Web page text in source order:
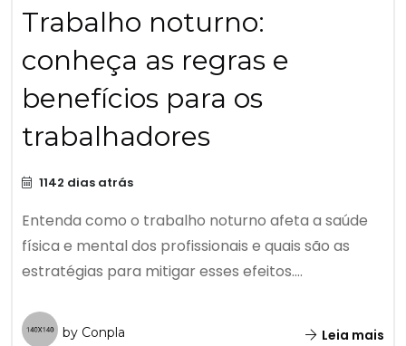
Trabalho noturno:
conheça as regras e
benefícios para os
trabalhadores
1142 dias atrás
Entenda como o trabalho noturno afeta a saúde
física e mental dos profissionais e quais são as
estratégias para mitigar esses efeitos....
by Conpla Leia mais